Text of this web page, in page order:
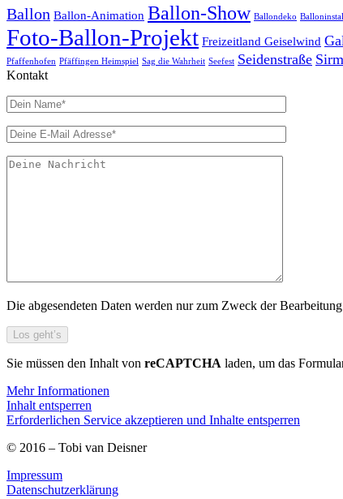
Ballon Ballon-Animation Ballon-Show Ballondeko
Foto-Ballon-Projekt Freizeitland Geiselwind
Pfaffenhofen Pfäffingen Heimspiel Sag die Wahrheit Seefest Seidenstraße
Kontakt
Die abgesendeten Daten werden nur zum Zweck der
Sie müssen den Inhalt von reCAPTCHA laden, um das
Mehr Informationen
Inhalt entsperren
Erforderlichen Service akzeptieren und Inhalte entsperren
© 2016 – Tobi van Deisner
Impressum
Datenschutzerklärung